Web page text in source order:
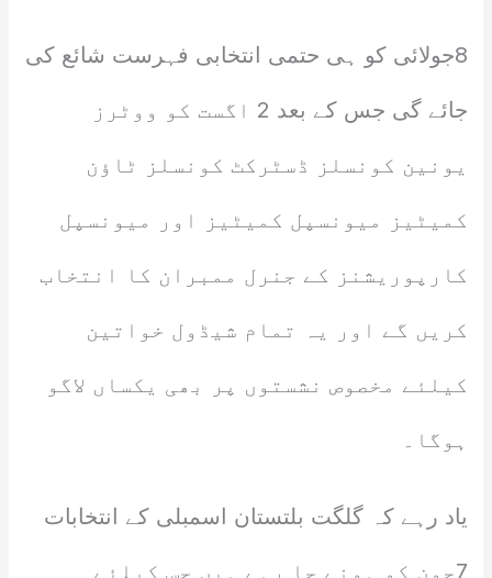
8جولائی کو ہی حتمی انتخابی فہرست شائع کی
جائے گی جس کے بعد 2 اگست کو ووٹرز
یونین کونسلز ڈسٹرکٹ کونسلز ٹاؤن
کمیٹیز میونسپل کمیٹیز اور میونسپل
کارپوریشنز کے جنرل ممبران کا انتخاب
کریں گے اور یہ تمام شیڈول خواتین
کیلئے مخصوص نشستوں پر بھی یکساں لاگو
ہوگا۔
یاد رہے کہ گلگت بلتستان اسمبلی کے انتخابات
7جون کو ہونے جا رہے ہیں جس کیلئے